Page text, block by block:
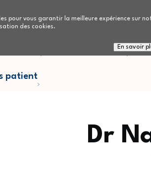
pour vous garantir la meilleure expérience sur
des cookies.
En savoir
Nous connaitre
patient
Dr